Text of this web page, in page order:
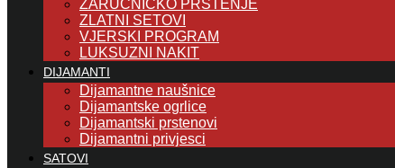
ZARUČNIČKO PRSTENJE
ZLATNI SETOVI
VJERSKI PROGRAM
LUKSUZNI NAKIT
DIJAMANTI
Dijamantne naušnice
Dijamantske ogrlice
Dijamantski prstenovi
Dijamantni privjesci
SATOVI